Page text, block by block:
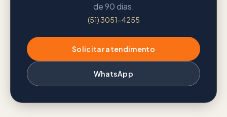
de 90 dias.
(51) 3051-4255
Solicitar atendimento
WhatsApp